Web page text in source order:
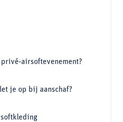
airsoftevenement?
je op bij aanschaf?